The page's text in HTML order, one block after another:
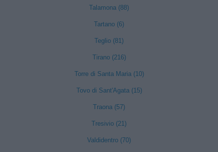
Talamona (88)
Tartano (6)
Teglio (81)
Tirano (216)
Torre di Santa Maria (10)
Tovo di Sant'Agata (15)
Traona (57)
Tresivio (21)
Valdidentro (70)